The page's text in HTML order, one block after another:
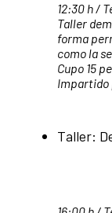
12:30 h /
Taller
forma
como la
Cupo 15
Impartido
Taller: